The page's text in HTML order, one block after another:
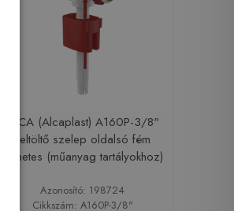
ALCA (Alcaplast) A160P-3/8"
Feltöltő szelep oldalsó fém
menetes (műanyag tartályokhoz)
Azonosító: 198724
Cikkszám: A160P-3/8"